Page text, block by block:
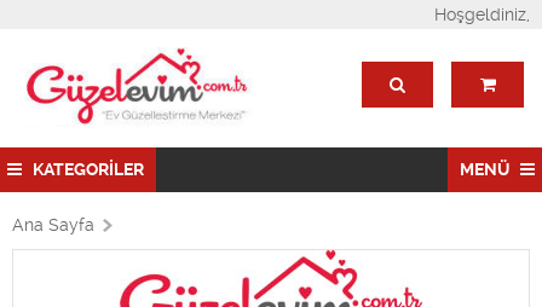
Hoşgeldiniz,
KATEGORİLER MENÜ
Ana Sayfa